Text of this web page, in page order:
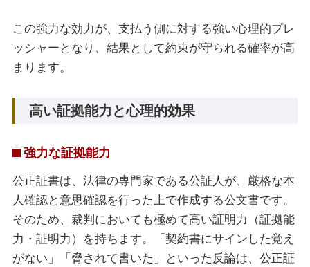
この強力な効力が、支払う側に対する強い心理的プレ
ッシャーとなり、結果として約束が守られる確率が高
まります。
高い証拠能力と心理的効果
強力な証拠能力
公正証書は、法律の専門家である公証人が、厳格な本
人確認と意思確認を行った上で作成する公文書です。
そのため、裁判においても極めて高い証明力（証拠能
力・証明力）を持ちます。「契約書にサインした覚え
がない」「脅されて書いた」といった反論は、公正証